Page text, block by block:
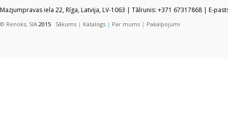
Mazjumpravas iela 22, Rīga, Latvija, LV-1063 | Tālrunis: +371 67317868 | E-
© Renoks, SIA 2015 Sākums | Katalogs | Par mums | Pakalpojumi